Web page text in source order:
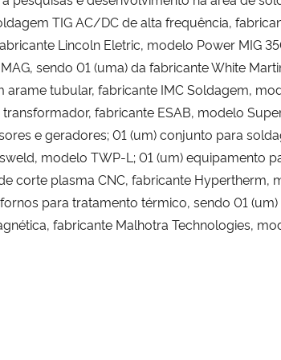
TIG AC/DC de alta frequência,
Lincoln Eletric, modelo Power MIG
sendo 01 (uma) da fabricante White
tubular, fabricante IMC Soldagem,
fabricante ESAB, modelo
e geradores; 01 (um) conjunto para
modelo TWP-L; 01 (um) equipamento
corte plasma CNC, fabricante Hypertherm,
para tratamento térmico, sendo 01
fabricante Malhotra Technologies,